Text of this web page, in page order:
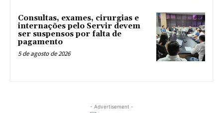
Consultas, exames, cirurgias e
internações pelo Servir devem
ser suspensos por falta de
pagamento
5 de agosto de 2026
- Advertisement -